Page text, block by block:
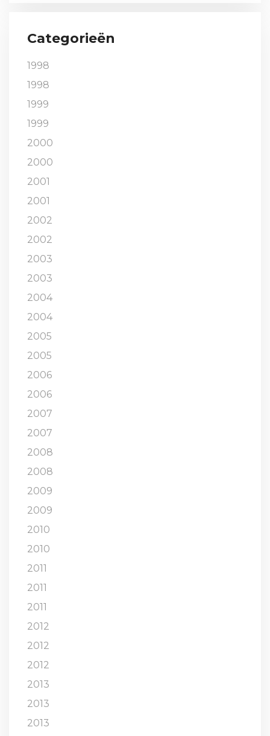
Categorieën
1998
1998
1999
1999
2000
2000
2001
2001
2002
2002
2003
2003
2004
2004
2005
2005
2006
2006
2007
2007
2008
2008
2009
2009
2010
2010
2011
2011
2011
2012
2012
2012
2013
2013
2013